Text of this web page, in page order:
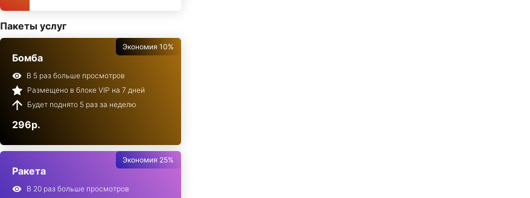
Пакеты услуг
Экономия 10%
Бомба
В 5 раз больше просмотров
Размещено в блоке VIP на 7 дней
Будет поднято 5 раз за неделю
296р.
Экономия 25%
Ракета
В 20 раз больше просмотров